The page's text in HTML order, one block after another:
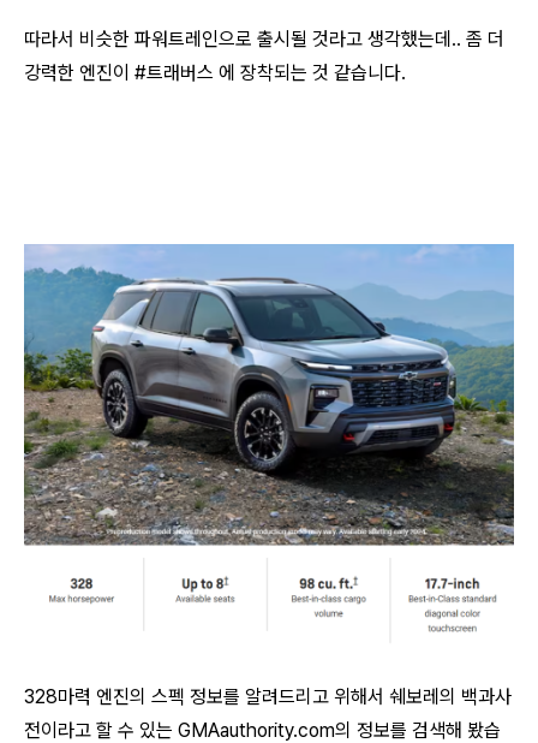
따라서 비슷한 파워트레인으로 출시될 것라고 생각했는데.. 좀 더
강력한 엔진이 #트래버스 에 장착되는 것 같습니다.
328마력 엔진의 스펙 정보를 알려드리고 위해서 쉐보레의 백과사
전이라고 할 수 있는 GMAauthority.com의 정보를 검색해 봤습